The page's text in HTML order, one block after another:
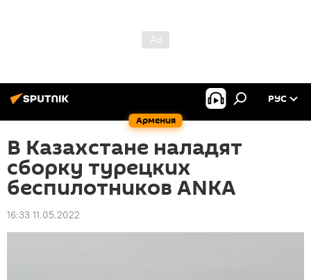
Армения
РУС
В Казахстане наладят
сборку турецких
беспилотников ANKA
16:33 11.05.2022